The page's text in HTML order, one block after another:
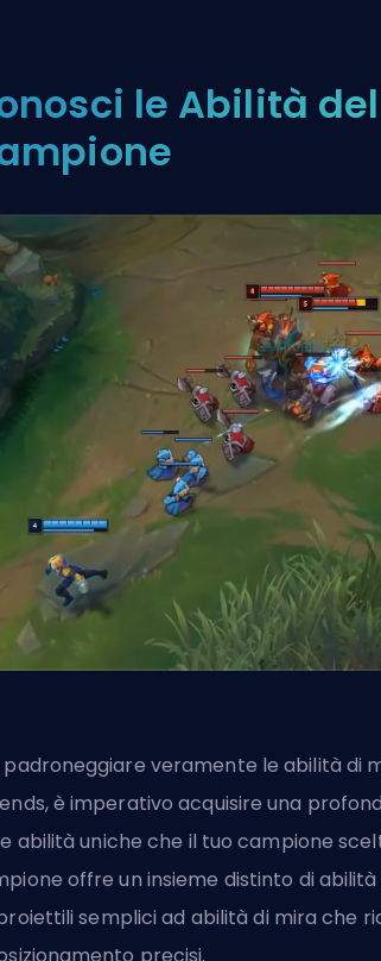
le Abilità
padroneggiare veramente le abilità di
è imperativo acquisire una
abilità uniche che il tuo campione
offre un insieme distinto di
semplici ad abilità di mira che